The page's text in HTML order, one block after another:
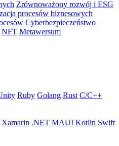
Zrównoważony rozwój i ESG
procesów biznesowych
Cyberbezpieczeństwo
NFT Metawersum
Ruby Golang Rust C/C++
Xamarin .NET MAUI Kotlin Swift